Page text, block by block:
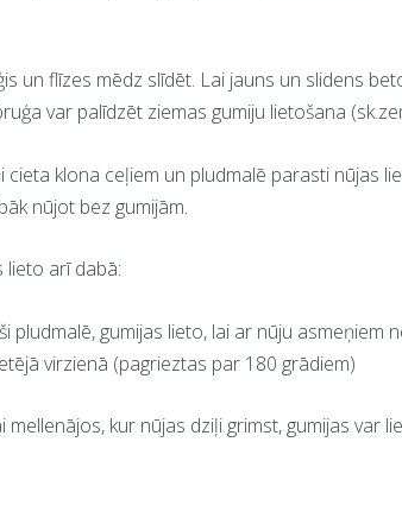
un flīzes mēdz slīdēt. Lai jauns un slidens
var palīdzēt ziemas gumiju lietošana
klona ceļiem un pludmalē parasti nūjas
nūjot bez gumijām.
lieto arī dabā:
pludmalē, gumijas lieto, lai ar nūju asmeņiem
virzienā (pagrieztas par 180 grādiem)
kur nūjas dziļi grimst, gumijas var